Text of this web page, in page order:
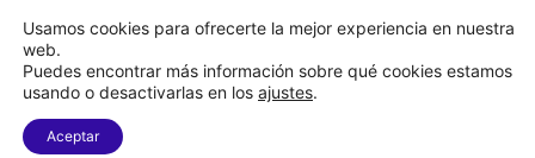
C&A México completa la implementación de su WMS en la nube
Menu
Usamos cookies para ofrecerte la mejor experiencia en nuestra
web.
Puedes encontrar más información sobre qué cookies estamos
usando o desactivarlas en los ajustes.
Aceptar